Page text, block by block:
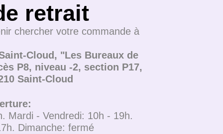
retrait
Mardi - Vendredi: 10h - 19h.
Dimanche: fermé
chercher votre commande à
Cloud, "Les Bureaux de
P8, niveau -2, section P17,
Saint-Cloud